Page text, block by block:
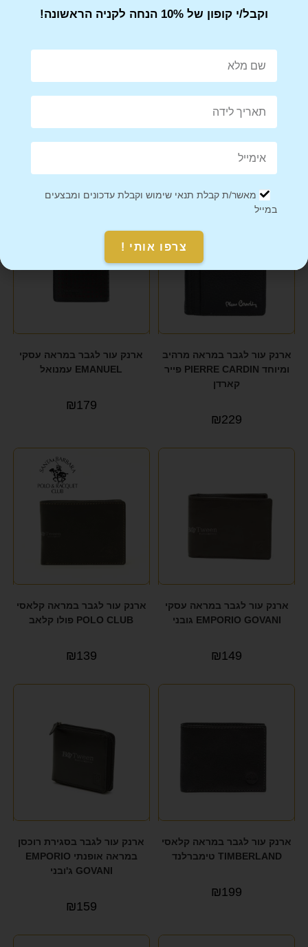
ארנק עור לגבר במראה מרהיב
ארנק עור לגבר במראה מרהיב
ומיוחד PIERRE CARDIN פייר
קארדן
₪229
ארנק עור לגבר במראה עסקי
EMANUEL עמנואל
₪179
ארנק עור לגבר במראה עסקי
EMPORIO GOVANI גובני
₪149
ארנק עור לגבר במראה קלאסי
POLO CLUB פולו קלאב
₪139
ארנק עור לגבר במראה קלאסי
TIMBERLAND טימברלנד
₪199
ארנק עור לגבר בסגירת רוכסן
במראה אופנתי EMPORIO
GOVANI ג'ובני
₪159
וקבל/י קופון של 10% הנחה לקניה הראשונה!
מאשר/ת קבלת תנאי שימוש וקבלת עדכונים ומבצעים
במייל
צרפו אותי !